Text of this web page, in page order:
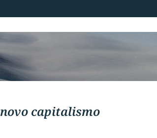
novo capitalismo